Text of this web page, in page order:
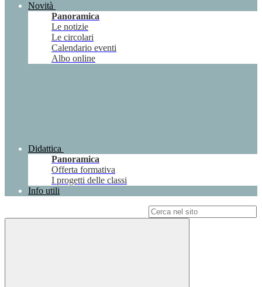
Novità
Panoramica
Le notizie
Le circolari
Calendario eventi
Albo online
Didattica
Panoramica
Offerta formativa
I progetti delle classi
Info utili